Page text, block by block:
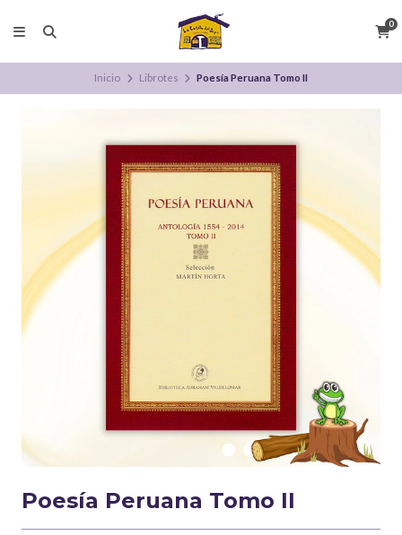
0
Inicio Librotes Poesía Peruana Tomo II
Poesía Peruana Tomo II